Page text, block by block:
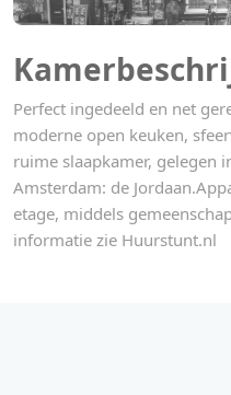
Perfect ingedeeld en net
moderne open keuken,
ruime slaapkamer, gelegen
Amsterdam: de
etage, middels
informatie zie Huurstunt.nl